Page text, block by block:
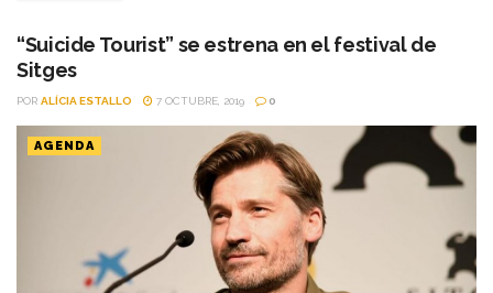
“Suicide Tourist” se estrena en el festival de
Sitges
POR ALÍCIA ESTALLO 7 OCTUBRE, 2019 0
AGENDA